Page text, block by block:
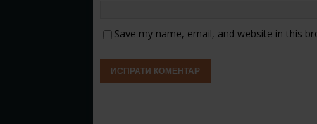
Save my name, email, and website in this